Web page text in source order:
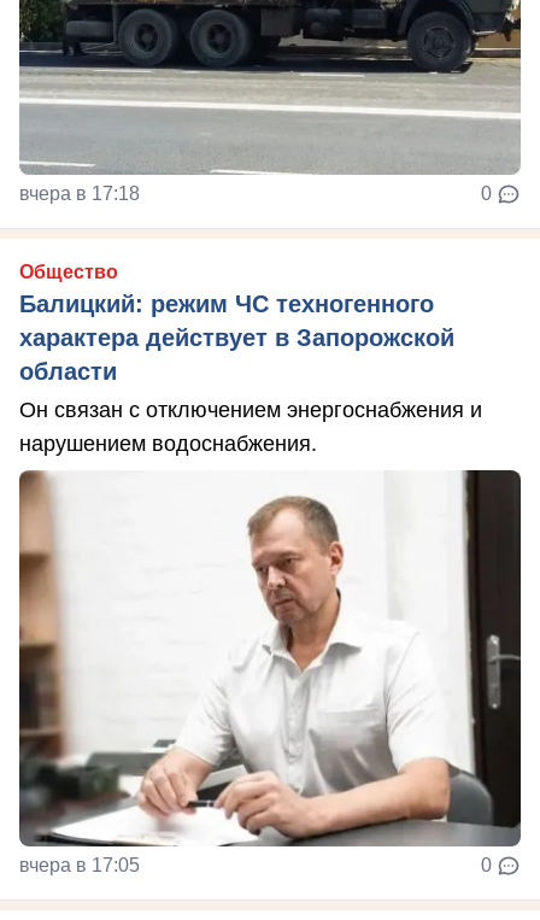
вчера в 17:18 0
Общество
Балицкий: режим ЧС техногенного
характера действует в Запорожской
области
Он связан с отключением энергоснабжения и
нарушением водоснабжения.
вчера в 17:05 0